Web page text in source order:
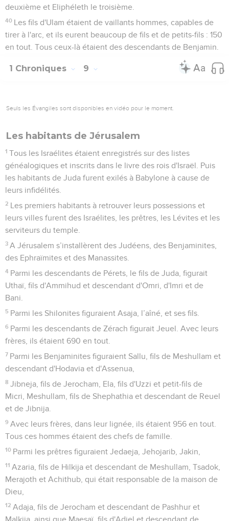
deuxième et Eliphéleth le troisième.
40 Les fils d'Ulam étaient de vaillants hommes, capables de
tirer à l'arc, et ils eurent beaucoup de fils et de petits-fils : 150
en tout. Tous ceux-là étaient des descendants de Benjamin.
1 Chroniques 9
Seuls les Évangiles sont disponibles en vidéo pour le moment.
Les habitants de Jérusalem
1 Tous les Israélites étaient enregistrés sur des listes
généalogiques et inscrits dans le livre des rois d'Israël. Puis
les habitants de Juda furent exilés à Babylone à cause de
leurs infidélités.
2 Les premiers habitants à retrouver leurs possessions et
leurs villes furent des Israélites, les prêtres, les Lévites et les
serviteurs du temple.
3 A Jérusalem s’installèrent des Judéens, des Benjaminites,
des Ephraïmites et des Manassites.
4 Parmi les descendants de Pérets, le fils de Juda, figurait
Uthaï, fils d'Ammihud et descendant d'Omri, d'Imri et de
Bani.
5 Parmi les Shilonites figuraient Asaja, l’aîné, et ses fils.
6 Parmi les descendants de Zérach figurait Jeuel. Avec leurs
frères, ils étaient 690 en tout.
7 Parmi les Benjaminites figuraient Sallu, fils de Meshullam et
descendant d'Hodavia et d'Assenua,
8 Jibneja, fils de Jerocham, Ela, fils d'Uzzi et petit-fils de
Micri, Meshullam, fils de Shephathia et descendant de Reuel
et de Jibnija.
9 Avec leurs frères, dans leur lignée, ils étaient 956 en tout.
Tous ces hommes étaient des chefs de famille.
10 Parmi les prêtres figuraient Jedaeja, Jehojarib, Jakin,
11 Azaria, fils de Hilkija et descendant de Meshullam, Tsadok,
Merajoth et Achithub, qui était responsable de la maison de
Dieu,
12 Adaja, fils de Jerocham et descendant de Pashhur et
Malkija, ainsi que Maesaï, fils d'Adiel et descendant de